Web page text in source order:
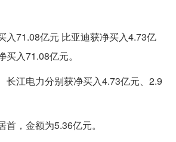
入71.08亿元 比亚迪获净买入4.73亿
入71.08亿元。
长江电力分别获净买入4.73亿元、2.9
，金额为5.36亿元。